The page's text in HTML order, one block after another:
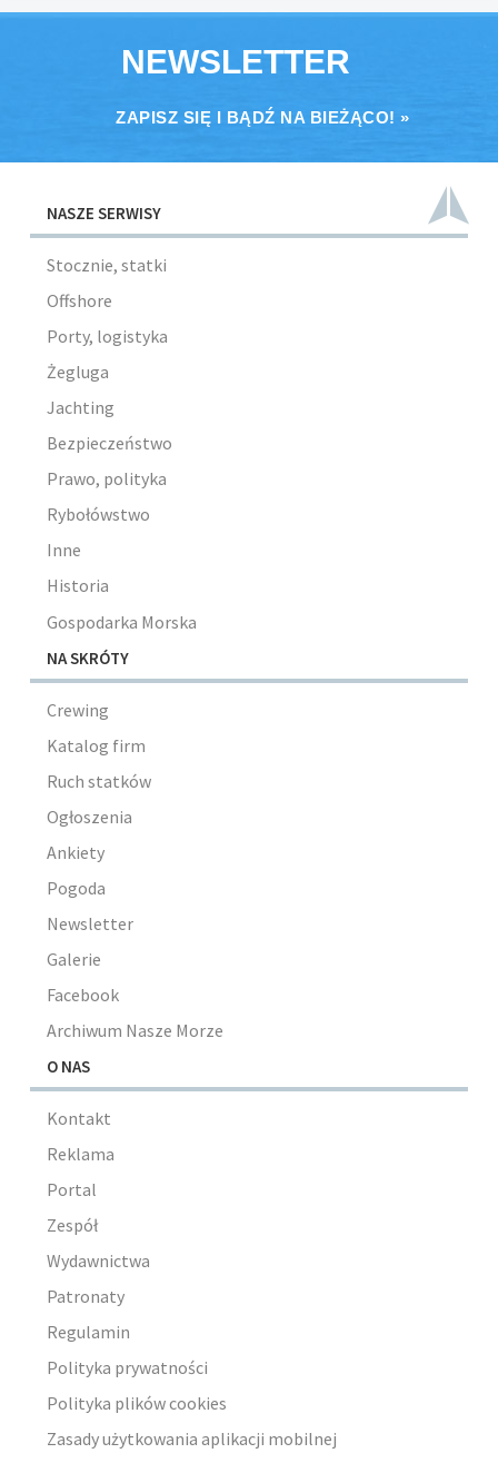
NEWSLETTER
ZAPISZ SIĘ I BĄDŹ NA BIEŻĄCO! »
NASZE SERWISY
Stocznie, statki
Offshore
Porty, logistyka
Żegluga
Jachting
Bezpieczeństwo
Prawo, polityka
Rybołówstwo
Inne
Historia
Gospodarka Morska
NA SKRÓTY
Crewing
Katalog firm
Ruch statków
Ogłoszenia
Ankiety
Pogoda
Newsletter
Galerie
Facebook
Archiwum Nasze Morze
O NAS
Kontakt
Reklama
Portal
Zespół
Wydawnictwa
Patronaty
Regulamin
Polityka prywatności
Polityka plików cookies
Zasady użytkowania aplikacji mobilnej